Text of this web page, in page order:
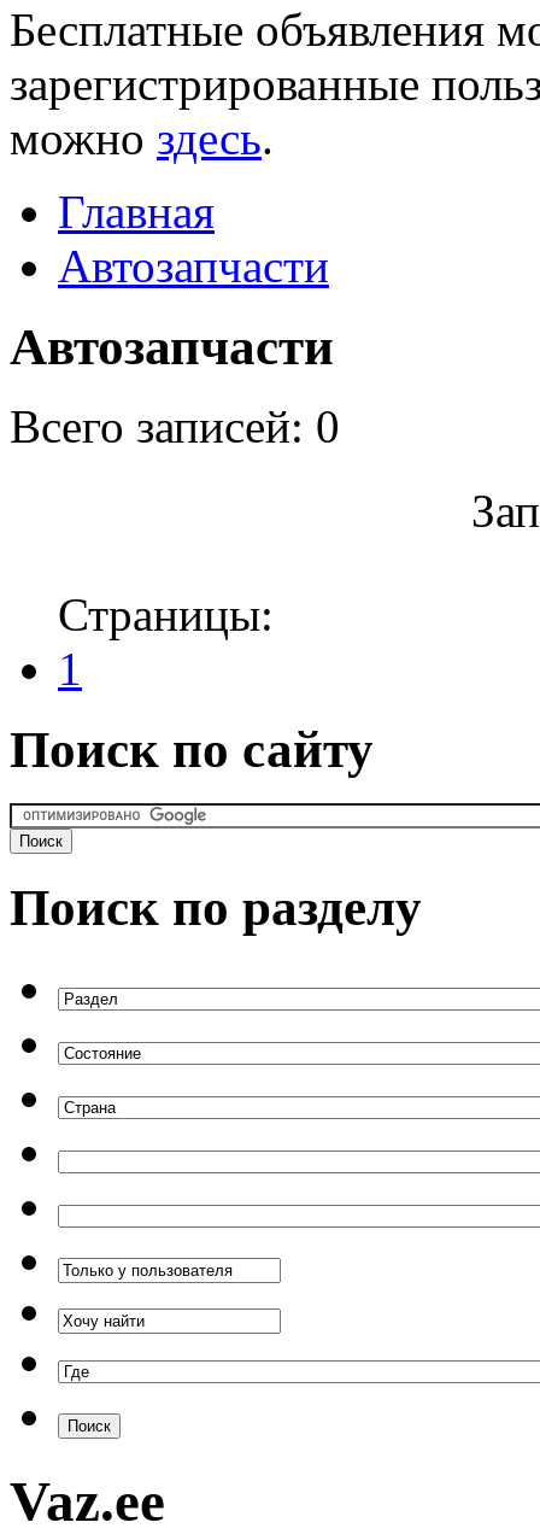
Бесплатные объявления
зарегистрированные
можно здесь.
Главная
Автозапчасти
Автозапчасти
Всего записей: 0
Страницы:
1
Поиск по сайту
Поиск по разделу
Vaz.ee